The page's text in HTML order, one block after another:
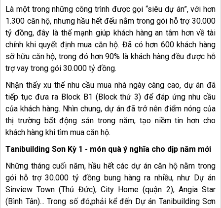
Là một trong những công trình được gọi “siêu dự án”, với hơn
1.300 căn hộ, nhưng hầu hết đếu nằm trong gói hỗ trợ 30.000
tỷ đồng, đây là thế mạnh giúp khách hàng an tâm hơn về tài
chính khi quyết định mua căn hộ. Đã có hơn 600 khách hàng
sỡ hữu căn hộ, trong đó hơn 90% là khách hàng đều được hỗ
trợ vay trong gói 30.000 tỷ đồng.
Nhận thấy xu thế nhu cầu mua nhà ngày càng cao, dự án đã
tiếp tục đưa ra Block B1 (Block thứ 3) để đáp ứng nhu cầu
của khách hàng. Nhìn chung, dự án đã trở nên điểm nóng của
thị trường bất động sản trong năm, tạo niềm tin hơn cho
khách hàng khi tìm mua căn hộ.
Tanibuilding Sơn Kỳ 1 - món quà ý nghĩa cho dịp năm mới
Những tháng cuối năm, hầu hết các dự án căn hộ nằm trong
gói hỗ trợ 30.000 tỷ đồng bung hàng ra nhiều, như Dự án
Sinview Town (Thủ Đức), City Home (quận 2), Angia Star
(Bình Tân)... Trong số đó,phải kể đến Dự án Tanibuilding Sơn